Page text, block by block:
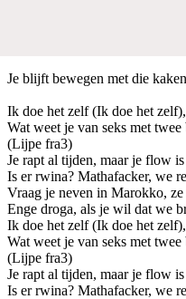
Je blijft bewegen met die
Ik doe het zelf (Ik doe het
Wat weet je van seks met
(Lijpe fra3)
Je rapt al tijden, maar je flow
Is er rwina? Mathafacker, we
Vraag je neven in Marokko, ze
Enge droga, als je wil dat we
Ik doe het zelf (Ik doe het
Wat weet je van seks met
(Lijpe fra3)
Je rapt al tijden, maar je flow
Is er rwina? Mathafacker, we